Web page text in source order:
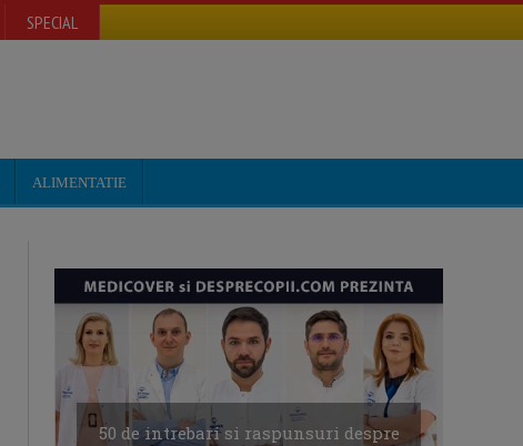
SPECIAL
ALIMENTATIE
50 de intrebari si raspunsuri despre